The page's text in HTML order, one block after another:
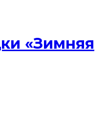
«Зимняя